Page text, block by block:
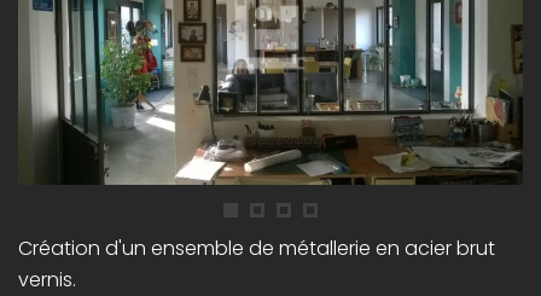
NOSRÉFÉRENCES
ACTUALITÉS/ PRESSE
CONTACT
Création d'un ensemble de métallerie en acier brut
vernis.